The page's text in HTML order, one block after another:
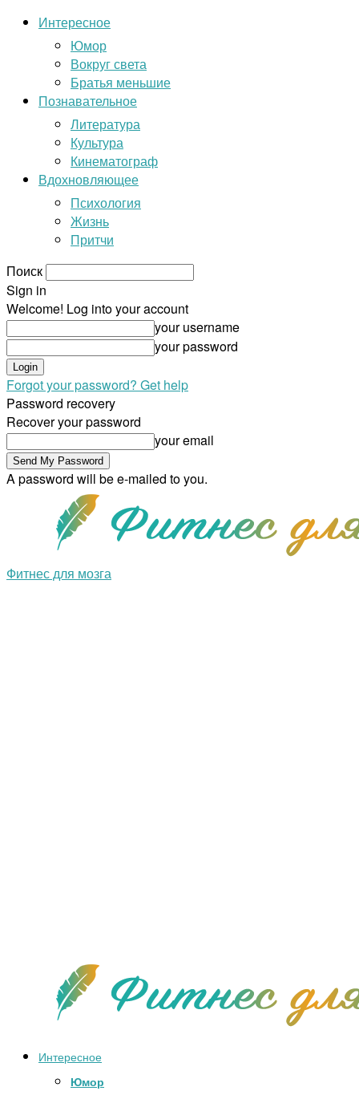
Интересное
Юмор
Вокруг света
Братья меньшие
Познавательное
Литература
Культура
Кинематограф
Вдохновляющее
Психология
Жизнь
Притчи
Поиск
Sign in
Welcome! Log into your account
your username
your password
Forgot your password? Get help
Password recovery
Recover your password
your email
A password will be e-mailed to you.
Фитнес для мозга
Интересное
Юмор